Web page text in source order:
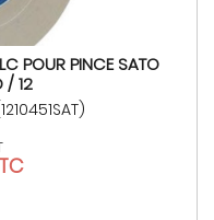
POUR PINCE SATO
/ 12